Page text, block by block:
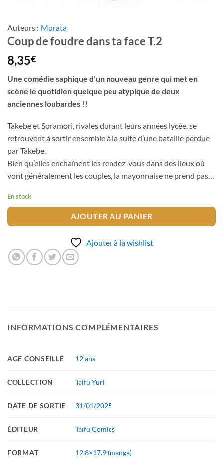
Auteurs : Murata
Coup de foudre dans ta face T.2
8,35€
Une comédie saphique d’un nouveau genre qui met en
scène le quotidien quelque peu atypique de deux
anciennes loubardes !!
Takebe et Soramori, rivales durant leurs années lycée, se
retrouvent à sortir ensemble à la suite d’une bataille perdue
par Takebe.
Bien qu’elles enchaînent les rendez-vous dans des lieux où
vont généralement les couples, la mayonnaise ne prend pas…
En stock
AJOUTER AU PANIER
Ajouter à la wishlist
INFORMATIONS COMPLÉMENTAIRES
AGE CONSEILLÉ 12 ans
COLLECTION Taifu Yuri
DATE DE SORTIE 31/01/2025
ÉDITEUR Taïfu Comics
FORMAT 12.8×17.9 (manga)